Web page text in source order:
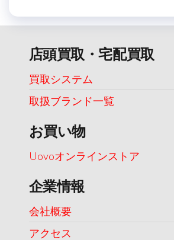
店頭買取・宅配買取
買取システム
取扱ブランド一覧
お買い物
Uovoオンラインストア
企業情報
会社概要
アクセス